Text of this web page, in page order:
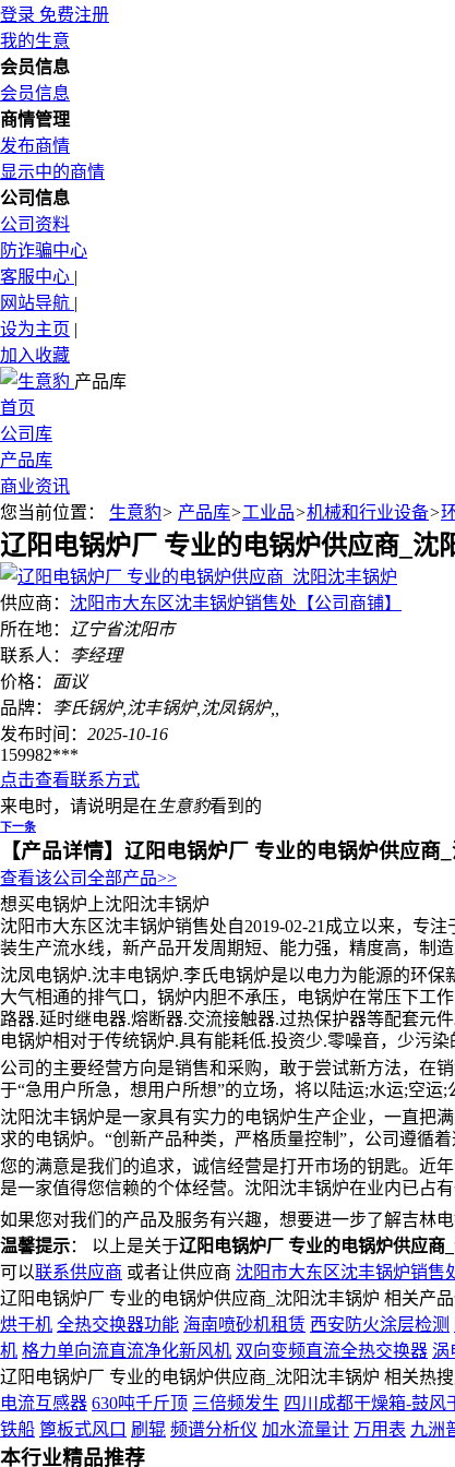
登录 免费注册
我的生意
会员信息
会员信息
商情管理
发布商情
显示中的商情
公司信息
公司资料
防诈骗中心
客服中心 |
网站导航 |
设为主页 |
加入收藏
产品库
首页
公司库
产品库
商业资讯
您当前位置：
生意豹> 产品库>工业品>机械和行业设备>
辽阳电锅炉厂 专业的电锅炉供应商_沈
供应商： 沈阳市大东区沈丰锅炉销售处【公司商铺】
所在地：
辽宁省沈阳市
联系人： 李经理
价格：
面议
品牌： 李氏锅炉,沈丰锅炉,沈凤锅炉,,
发布时间： 2025-10-16
159982***
点击查看联系方式
来电时，请说明是在生意豹看到的
下一条
【产品详情】 辽阳电锅炉厂 专业的电锅炉供应商
查看该公司全部产品>>
想买电锅炉上沈阳沈丰锅炉
沈阳市大东区沈丰锅炉销售处自2019-02-21成立以来，专
装生产流水线，新产品开发周期短、能力强，精度高，制
沈凤电锅炉.沈丰电锅炉.李氏电锅炉是以电力为能源的环
大气相通的排气口，锅炉内胆不承压，电锅炉在常压下工
路器.延时继电器.熔断器.交流接触器.过热保护器等配套元
电锅炉相对于传统锅炉.具有能耗低.投资少.零噪音，少污
公司的主要经营方向是销售和采购，敢于尝试新方法，在
于“急用户所急，想用户所想”的立场，将以陆运;水运;空
沈阳沈丰锅炉是一家具有实力的电锅炉生产企业，一直把
求的电锅炉。“创新产品种类，严格质量控制”，公司遵循
您的满意是我们的追求，诚信经营是打开市场的钥匙。近
是一家值得您信赖的个体经营。沈阳沈丰锅炉在业内已占
如果您对我们的产品及服务有兴趣，想要进一步了解吉林
温馨提示： 以上是关于辽阳电锅炉厂 专业的电锅炉供应商
可以联系供应商 或者让供应商 沈阳市大东区沈丰锅炉销售
辽阳电锅炉厂 专业的电锅炉供应商_沈阳沈丰锅炉 相关产品
烘干机 全热交换器功能 海南喷砂机租赁 西安防火涂层检测
机 格力单向流直流净化新风机 双向变频直流全热交换器 涡
辽阳电锅炉厂 专业的电锅炉供应商_沈阳沈丰锅炉 相关热搜
电流互感器 630吨千斤顶 三倍频发生 四川成都干燥箱-鼓风
铁船 篦板式风口 刷辊 频谱分析仪 加水流量计 万用表 九洲
本行业精品推荐